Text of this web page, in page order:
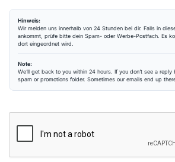
Hinweis:
Wir melden uns innerhalb von 24 Stunden bei dir. Falls in
ankommt, prüfe bitte dein Spam- oder Werbe-Postfach. Es
dort eingeordnet wird.
Note:
We’ll get back to you within 24 hours. If you don’t see a
spam or promotions folder. Sometimes our emails end up